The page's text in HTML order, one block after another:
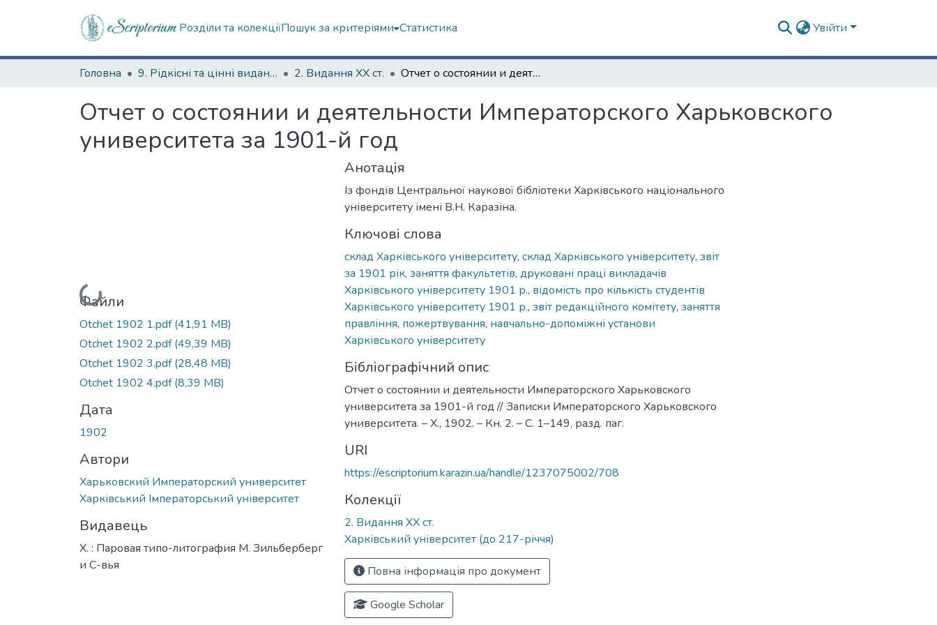
Розділи та колекціїПошук за критеріями Статистика Увійти
Головна 9. Рідкісні та цінні видання 2. Видання ХХ ст. Отчет о состоянии и деятельности Императорского Харьковского университета за 1901-й год
Отчет о состоянии и деятельности Императорского Харьковского
университета за 1901-й год
Вантажиться...
Файли
Otchet 1902 1.pdf(41,91 MB)
Otchet 1902 2.pdf(49,39 MB)
Otchet 1902 3.pdf(28,48 MB)
Otchet 1902 4.pdf(8,39 MB)
Дата
1902
Автори
Харьковский Императорский университет
Харківський Імператорський університет
Видавець
Х. : Паровая типо-литография М. Зильберберг
и С-вья
Анотація
Із фондів Центральної наукової бібліотеки Харківського національного
університету імені В.Н. Каразіна.
Ключові слова
склад Харківського університету, склад Харківського університету, звіт
за 1901 рік, заняття факультетів, друковані праці викладачів
Харківського університету 1901 р., відомість про кількість студентів
Харківського університету 1901 р., звіт редакційного комітету, заняття
правління, пожертвування, навчально-допоміжні установи
Харківського університету
Бібліографічний опис
Отчет о состоянии и деятельности Императорского Харьковского
университета за 1901-й год // Записки Императорского Харьковского
университета. – Х., 1902. – Кн. 2. – С. 1–149, разд. паг.
URI
https://escriptorium.karazin.ua/handle/1237075002/708
Колекції
2. Видання ХХ ст.
Харківський університет (до 217-річчя)
Повна інформація про документ
Google Scholar